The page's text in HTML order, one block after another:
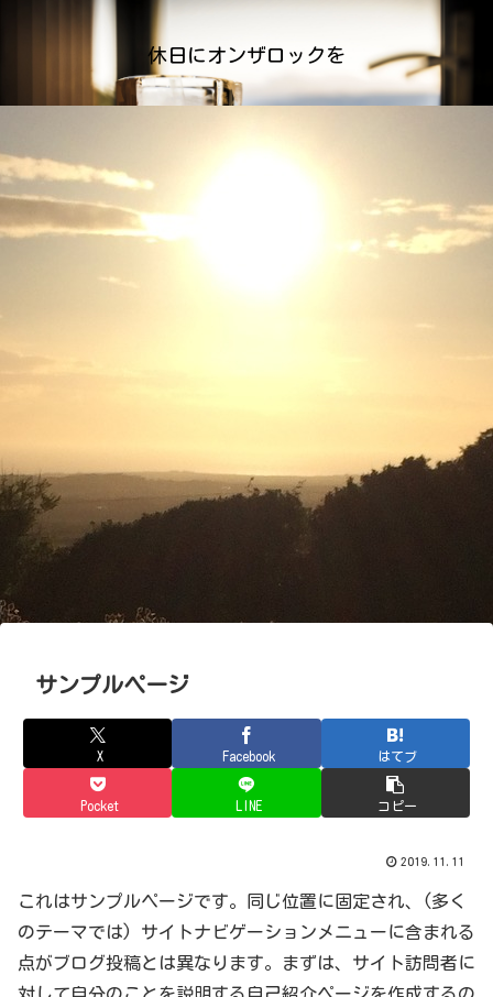
休日にオンザロックを
サンプルページ
X Facebook はてブ
Pocket LINE コピー
2019.11.11
これはサンプルページです。同じ位置に固定され、(多く
のテーマでは) サイトナビゲーションメニューに含まれる
点がブログ投稿とは異なります。まずは、サイト訪問者に